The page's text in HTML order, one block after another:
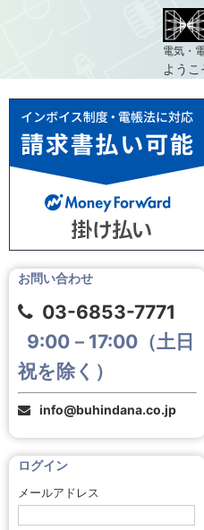
電気・
ようこ
お問い合わせ
03-6853-7771
9:00－17:00（土日
祝を除く）
info@buhindana.co.jp
ログイン
メールアドレス